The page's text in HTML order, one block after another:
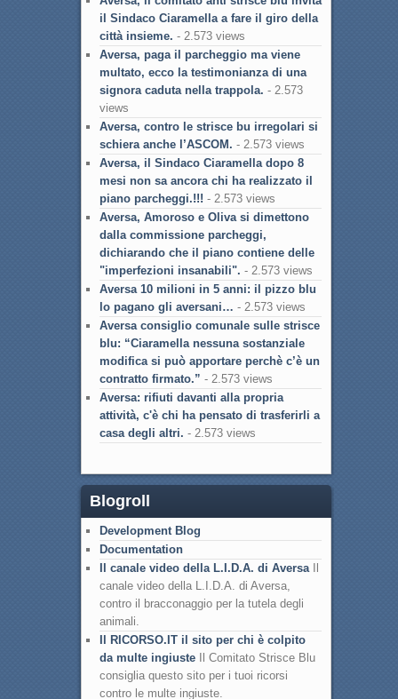
il Sindaco Ciaramella a fare il giro della
città insieme. - 2.573 views
Aversa, paga il parcheggio ma viene
multato, ecco la testimonianza di una
signora caduta nella trappola. - 2.573
views
Aversa, contro le strisce bu irregolari si
schiera anche l’ASCOM. - 2.573 views
Aversa, il Sindaco Ciaramella dopo 8
mesi non sa ancora chi ha realizzato il
piano parcheggi.!!! - 2.573 views
Aversa, Amoroso e Oliva si dimettono
dalla commissione parcheggi,
dichiarando che il piano contiene delle
"imperfezioni insanabili". - 2.573 views
Aversa 10 milioni in 5 anni: il pizzo blu
lo pagano gli aversani… - 2.573 views
Aversa consiglio comunale sulle strisce
blu: “Ciaramella nessuna sostanziale
modifica si può apportare perchè c’è un
contratto firmato.” - 2.573 views
Aversa: rifiuti davanti alla propria
attività, c'è chi ha pensato di trasferirli a
casa degli altri. - 2.573 views
Blogroll
Development Blog
Documentation
Il canale video della L.I.D.A. di AversaIl
canale video della L.I.D.A. di Aversa,
contro il bracconaggio per la tutela degli
animali.
Il RICORSO.IT il sito per chi è colpito
da multe ingiusteIl Comitato Strisce Blu
consiglia questo sito per i tuoi ricorsi
contro le multe ingiuste.